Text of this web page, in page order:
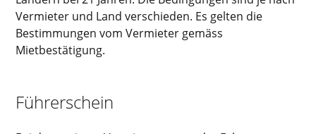
Vermieter und Land verschieden. Es gelten die
Bestimmungen vom Vermieter gemäss
Mietbestätigung.
Führerschein